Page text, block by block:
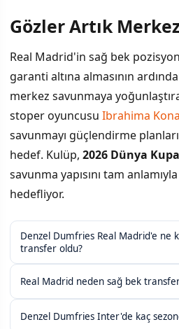
Gözler Artık
Real Madrid'in sağ bek
garanti altına almasının
merkez savunmaya
stoper oyuncusu Ibrahima
savunmayı güçlendirme
hedef. Kulüp, 2026 Dünya
savunma yapısını tam
hedefliyor.
Denzel Dumfries Real Madrid'e ne
transfer oldu?
Real Madrid neden sağ bek
Denzel Dumfries Inter'de kaç